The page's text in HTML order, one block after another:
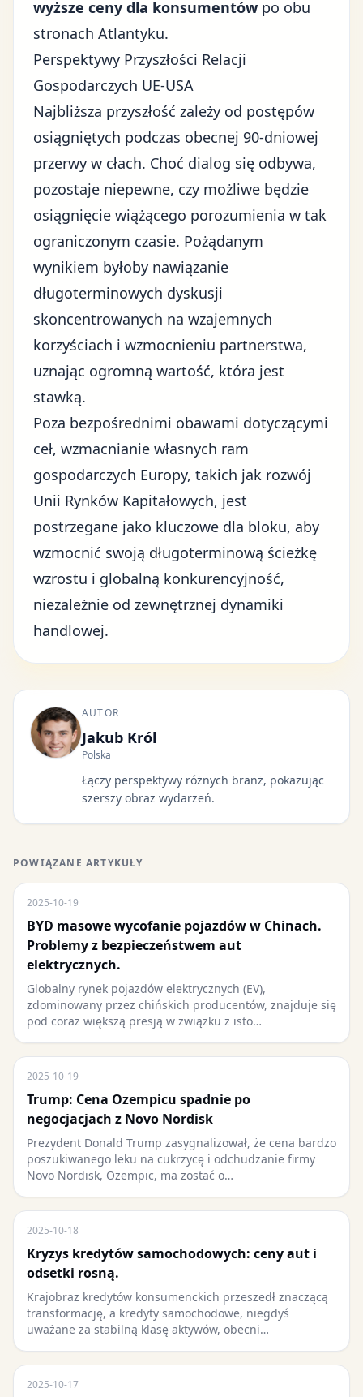
wyższe ceny dla konsumentów po obu
stronach Atlantyku.
Perspektywy Przyszłości Relacji
Gospodarczych UE-USA
Najbliższa przyszłość zależy od postępów
osiągniętych podczas obecnej 90-dniowej
przerwy w cłach. Choć dialog się odbywa,
pozostaje niepewne, czy możliwe będzie
osiągnięcie wiążącego porozumienia w tak
ograniczonym czasie. Pożądanym
wynikiem byłoby nawiązanie
długoterminowych dyskusji
skoncentrowanych na wzajemnych
korzyściach i wzmocnieniu partnerstwa,
uznając ogromną wartość, która jest
stawką.
Poza bezpośrednimi obawami dotyczącymi
ceł, wzmacnianie własnych ram
gospodarczych Europy, takich jak rozwój
Unii Rynków Kapitałowych, jest
postrzegane jako kluczowe dla bloku, aby
wzmocnić swoją długoterminową ścieżkę
wzrostu i globalną konkurencyjność,
niezależnie od zewnętrznej dynamiki
handlowej.
AUTOR
Jakub Król
Polska
Łączy perspektywy różnych branż, pokazując
szerszy obraz wydarzeń.
POWIĄZANE ARTYKUŁY
2025-10-19
BYD masowe wycofanie pojazdów w Chinach.
Problemy z bezpieczeństwem aut
elektrycznych.
Globalny rynek pojazdów elektrycznych (EV),
zdominowany przez chińskich producentów, znajduje się
pod coraz większą presją w związku z isto…
2025-10-19
Trump: Cena Ozempicu spadnie po
negocjacjach z Novo Nordisk
Prezydent Donald Trump zasygnalizował, że cena bardzo
poszukiwanego leku na cukrzycę i odchudzanie firmy
Novo Nordisk, Ozempic, ma zostać o…
2025-10-18
Kryzys kredytów samochodowych: ceny aut i
odsetki rosną.
Krajobraz kredytów konsumenckich przeszedł znaczącą
transformację, a kredyty samochodowe, niegdyś
uważane za stabilną klasę aktywów, obecni…
2025-10-17